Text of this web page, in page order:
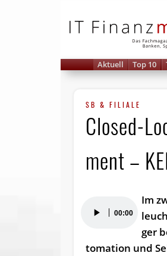
Aktuell Top 10
SB & FILIALE
Closed-
ment –
Player 00:00
Im
ger
to­ma­ti­on und